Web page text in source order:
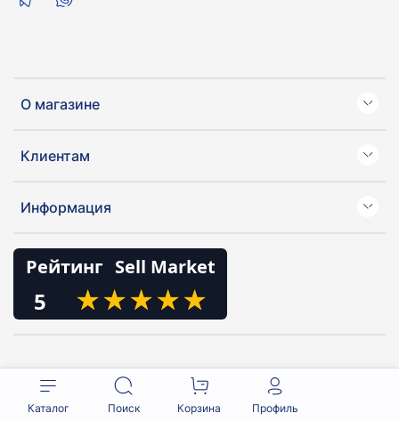
О магазине
Клиентам
Информация
Рейтинг Sell Market
5 ★
★★
★★
★★
★★
★
Каталог Поиск Корзина Профиль